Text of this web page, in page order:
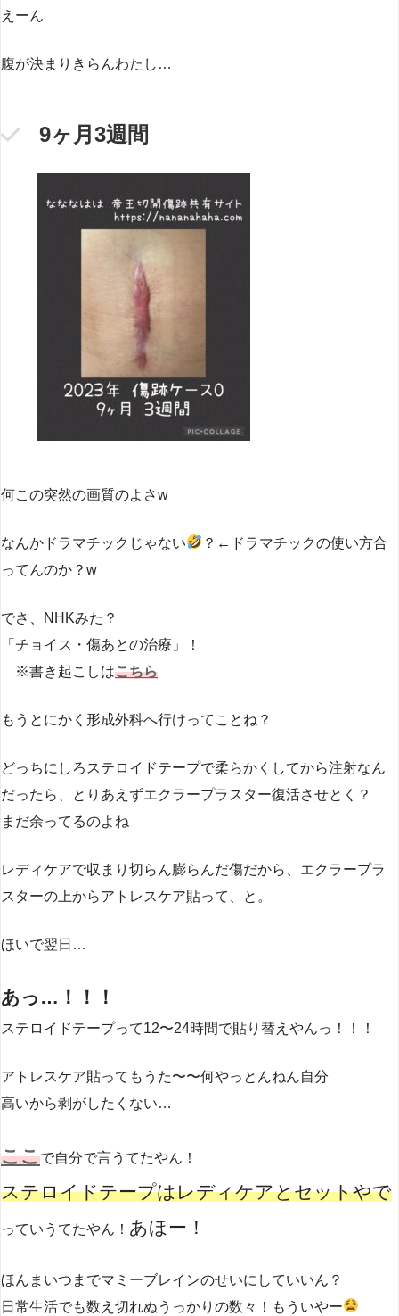
えーん
腹が決まりきらんわたし…
9ヶ月3週間
何この突然の画質のよさw
なんかドラマチックじゃない
？←ドラマチックの使い方合
ってんのか？w
でさ、NHKみた？
「チョイス・傷あとの治療」！
※書き起こしはこちら
もうとにかく形成外科へ行けってことね？
どっちにしろステロイドテープで柔らかくしてから注射なん
だったら、とりあえずエクラープラスター復活させとく？
まだ余ってるのよね
レディケアで収まり切らん膨らんだ傷だから、エクラープラ
スターの上からアトレスケア貼って、と。
ほいで翌日…
あっ…！！！
ステロイドテープって12〜24時間で貼り替えやんっ！！！
アトレスケア貼ってもうた〜〜何やっとんねん自分
高いから剥がしたくない…
ここで自分で言うてたやん！
ステロイドテープはレディケアとセットやで
っていうてたやん！ あほー！
ほんまいつまでマミーブレインのせいにしていいん？
日常生活でも数え切れぬうっかりの数々！もういやー